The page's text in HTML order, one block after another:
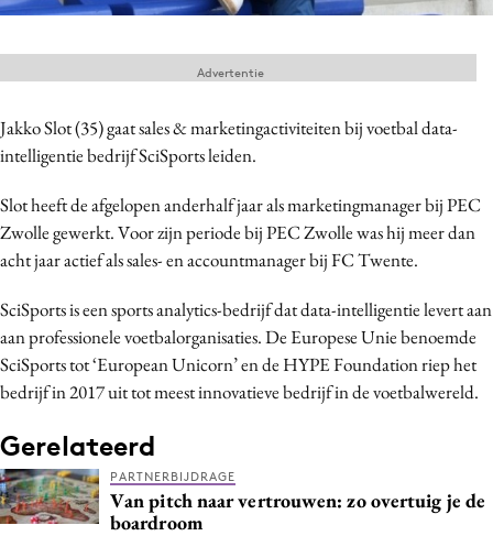
Adverteren
Opleidingen
Academy
Topics
Artificial Intelligence
Campagnes
Carriere
Contentmarketing
Customer Experience
Data & Insights
Design
Jakko Slot (35) gaat sales & marketingactiviteiten bij voetbal data-
intelligentie bedrijf SciSports leiden.
Slot heeft de afgelopen anderhalf jaar als marketingmanager bij PEC
Zwolle gewerkt. Voor zijn periode bij PEC Zwolle was hij meer dan
acht jaar actief als sales- en accountmanager bij FC Twente.
SciSports is een sports analytics-bedrijf dat data-intelligentie levert aan
aan professionele voetbalorganisaties. De Europese Unie benoemde
SciSports tot ‘European Unicorn’ en de HYPE Foundation riep het
bedrijf in 2017 uit tot meest innovatieve bedrijf in de voetbalwereld.
Gerelateerd
PARTNERBIJDRAGE
Van pitch naar vertrouwen: zo overtuig je de
boardroom
Advertentie